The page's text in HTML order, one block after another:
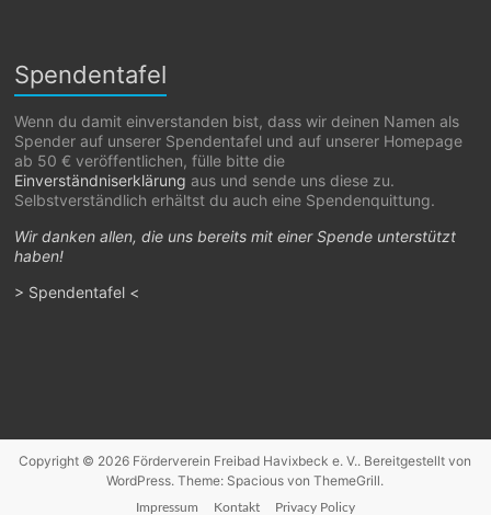
Spendentafel
Wenn du damit einverstanden bist, dass wir deinen Namen als
Spender auf unserer Spendentafel und auf unserer Homepage
ab 50 € veröffentlichen, fülle bitte die
Einverständniserklärung aus und sende uns diese zu.
Selbstverständlich erhältst du auch eine Spendenquittung.
Wir danken allen, die uns bereits mit einer Spende unterstützt
haben!
> Spendentafel <
Copyright © 2026 Förderverein Freibad Havixbeck e. V.. Bereitgestellt von
WordPress. Theme: Spacious vonThemeGrill.
Impressum Kontakt Privacy Policy